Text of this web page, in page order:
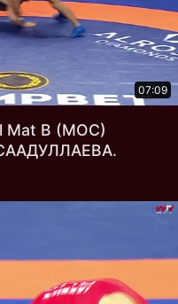
07:09
Mat В (МОС)